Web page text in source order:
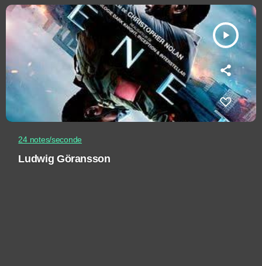
play_arrow
24 notes/seconde
Ludwig Göransson